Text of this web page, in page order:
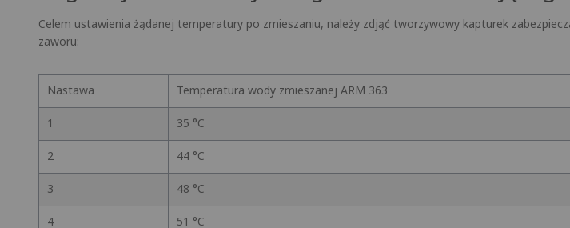
Celem ustawienia żądanej temperatury po zmieszaniu, należy zdjąć tworzywowy kapturek
zaworu:
Nastawa Temperatura wody zmieszanej ARM 363
1 35 °C
2 44 °C
3 48 °C
4 51 °C